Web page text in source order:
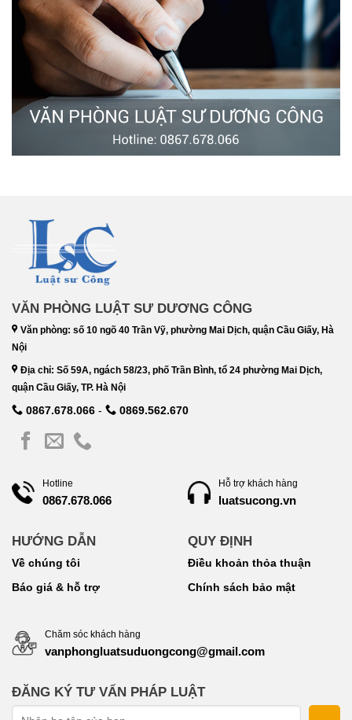
VĂN PHÒNG LUẬT SƯ DƯƠNG CÔNG
Văn phòng: số 10 ngõ 40 Trần Vỹ, phường Mai Dịch, quận Cầu Giấy, Hà
Nội
Địa chỉ: Số 59A, ngách 58/23, phố Trần Bình, tổ 24 phường Mai Dịch,
quận Cầu Giấy, TP. Hà Nội
0867.678.066 - 0869.562.670
Hotline
0867.678.066
HƯỚNG DẪN
Về chúng tôi
Báo giá & hỗ trợ
Hỗ trợ khách hàng
luatsucong.vn
QUY ĐỊNH
Điều khoản thỏa thuận
Chính sách bảo mật
Chăm sóc khách hàng
vanphongluatsuduongcong@gmail.com
ĐĂNG KÝ TƯ VẤN PHÁP LUẬT